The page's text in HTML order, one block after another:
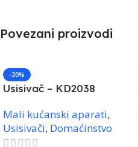
Povezani proizvodi
-20%
Usisivač – KD2038
Mali kućanski aparati,
Usisivači, Domaćinstvo